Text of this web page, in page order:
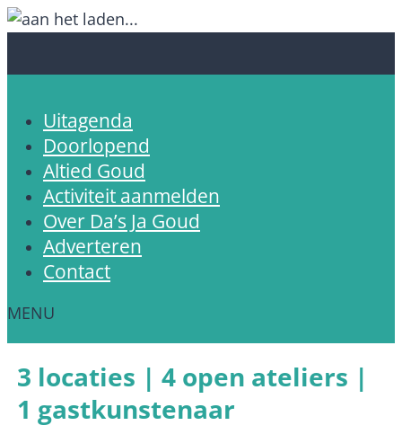
Uitagenda
Doorlopend
Altied Goud
Activiteit aanmelden
Over Da’s Ja Goud
Adverteren
Contact
3 locaties | 4 open ateliers |
1 gastkunstenaar